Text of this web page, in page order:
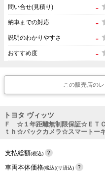
問い合せ(見積り) -
納車までの対応 -
説明のわかりやすさ -
おすすめ度 -
この販売店の
トヨタ ヴィッツ
Ｆ ☆１年距離無制限保証☆ＥＴ
ｔｈ☆バックカメラ☆スマートー
支払総額(税込)
車両本体価格(税込)(リ済込)